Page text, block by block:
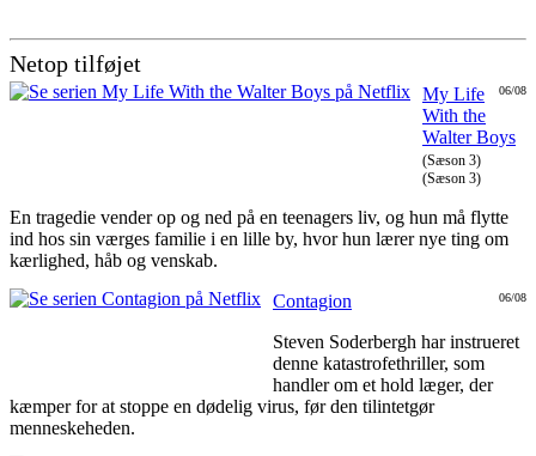
Netop tilføjet
06/08
My Life
With the
Walter Boys
(Sæson 3)
(Sæson 3)
En tragedie vender op og ned på en teenagers liv, og hun må flytte
ind hos sin værges familie i en lille by, hvor hun lærer nye ting om
kærlighed, håb og venskab.
06/08
Contagion
Steven Soderbergh har instrueret
denne katastrofethriller, som
handler om et hold læger, der
kæmper for at stoppe en dødelig virus, før den tilintetgør
menneskeheden.